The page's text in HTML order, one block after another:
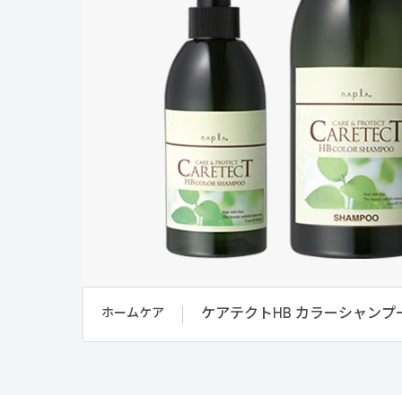
ホームケア ケアテクトHB カラーシャンプ